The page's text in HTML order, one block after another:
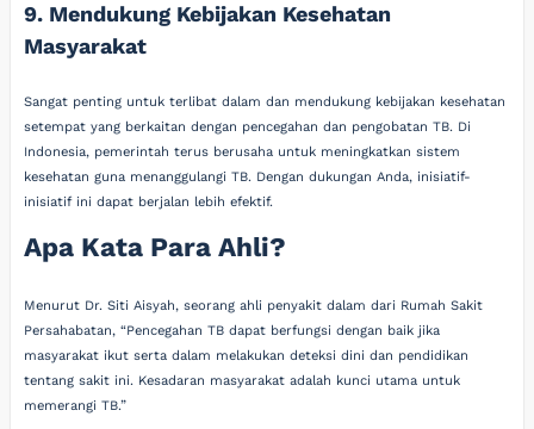
9. Mendukung Kebijakan Kesehatan
Masyarakat
Sangat penting untuk terlibat dalam dan mendukung kebijakan kesehatan
setempat yang berkaitan dengan pencegahan dan pengobatan TB. Di
Indonesia, pemerintah terus berusaha untuk meningkatkan sistem
kesehatan guna menanggulangi TB. Dengan dukungan Anda, inisiatif-
inisiatif ini dapat berjalan lebih efektif.
Apa Kata Para Ahli?
Menurut Dr. Siti Aisyah, seorang ahli penyakit dalam dari Rumah Sakit
Persahabatan, “Pencegahan TB dapat berfungsi dengan baik jika
masyarakat ikut serta dalam melakukan deteksi dini dan pendidikan
tentang sakit ini. Kesadaran masyarakat adalah kunci utama untuk
memerangi TB.”